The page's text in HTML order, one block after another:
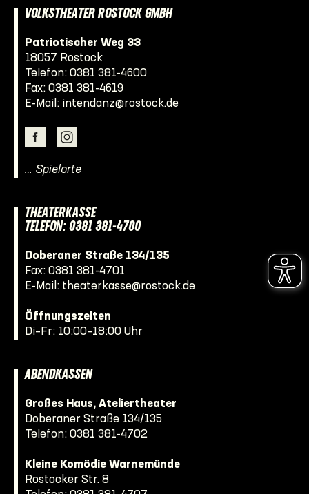
VOLKSTHEATER ROSTOCK GMBH
Patriotischer Weg 33
18057 Rostock
Telefon: 0381 381-4600
Fax: 0381 381-4619
E-Mail: intendanz@rostock.de
… Spielorte
THEATERKASSE
TELEFON: 0381 381-4700
Doberaner Straße 134/135
Fax: 0381 381-4701
E-Mail: theaterkasse@rostock.de
Öffnungszeiten
Di–Fr: 10:00–18:00 Uhr
ABENDKASSEN
Großes Haus, Ateliertheater
Doberaner Straße 134/135
Telefon: 0381 381-4702
Kleine Komödie Warnemünde
Rostocker Str. 8